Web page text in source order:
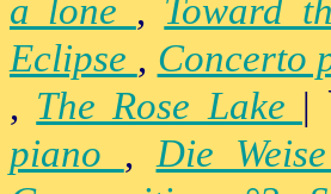
a lone , Toward
Eclipse , Concerto
, The Rose Lake |
piano ,Die